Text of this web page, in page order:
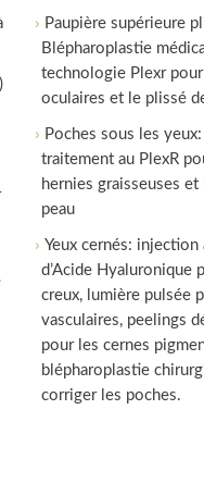
Paupière supérieure
Blépharoplastie
technologie Plexr
oculaires et le plissé
Poches sous les
traitement au PlexR
hernies graisseuses et
peau
Yeux cernés: injection
d’Acide Hyaluronique
creux, lumière pulsée
vasculaires, peelings
pour les cernes
blépharoplastie
corriger les poches.